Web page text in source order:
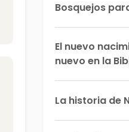
Bosquejos
El nuevo
nuevo en la
La historia de